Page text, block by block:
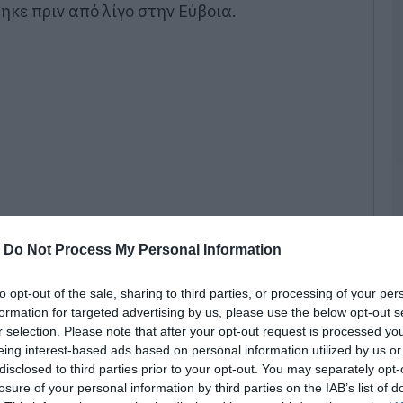
Do Not Process My Personal Information
opt-out of the sale, sharing to third parties, or processing of your
for targeted advertising by us, please use the below opt-out
selection. Please note that after your opt-out request is processed
interest-based ads based on personal information utilized by us
to third parties prior to your opt-out. You may separately
of your personal information by third parties on the IAB’s list of
πριν από λίγο στην Εύβοια.
του evima αυτοκίνητο ξέφυγε από τον
κάτω υπό αδιευκρίνιστες συνθήκες.
Αλιβερίου.